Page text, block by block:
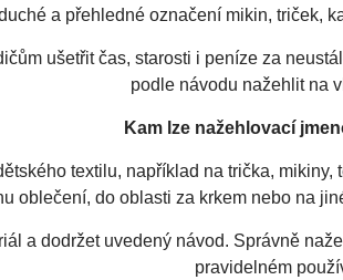
a přehledné označení mikin, triček,
ušetřit čas, starosti i peníze za
podle návodu nažehlit na
Kam lze nažehlovací
textilu, například na trička,
oblečení, do oblasti za krkem nebo na
a dodržet uvedený návod. Správně
pravidelném